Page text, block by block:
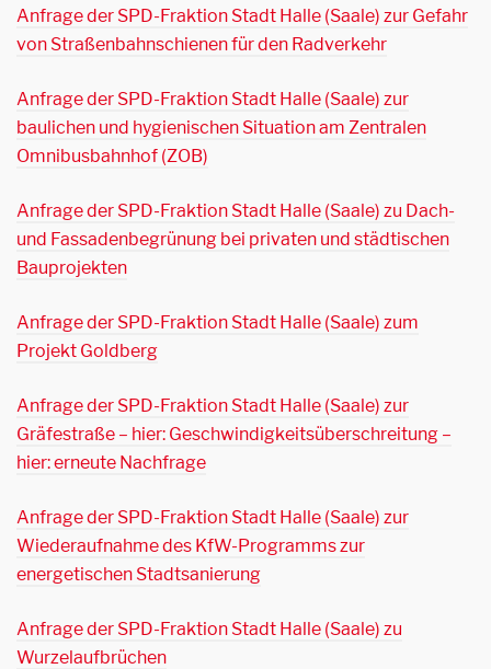
Anfrage der SPD-Fraktion Stadt Halle (Saale) zur Gefahr
von Straßenbahnschienen für den Radverkehr
Anfrage der SPD-Fraktion Stadt Halle (Saale) zur
baulichen und hygienischen Situation am Zentralen
Omnibusbahnhof (ZOB)
Anfrage der SPD-Fraktion Stadt Halle (Saale) zu Dach-
und Fassadenbegrünung bei privaten und städtischen
Bauprojekten
Anfrage der SPD-Fraktion Stadt Halle (Saale) zum
Projekt Goldberg
Anfrage der SPD-Fraktion Stadt Halle (Saale) zur
Gräfestraße – hier: Geschwindigkeitsüberschreitung –
hier: erneute Nachfrage
Anfrage der SPD-Fraktion Stadt Halle (Saale) zur
Wiederaufnahme des KfW-Programms zur
energetischen Stadtsanierung
Anfrage der SPD-Fraktion Stadt Halle (Saale) zu
Wurzelaufbrüchen